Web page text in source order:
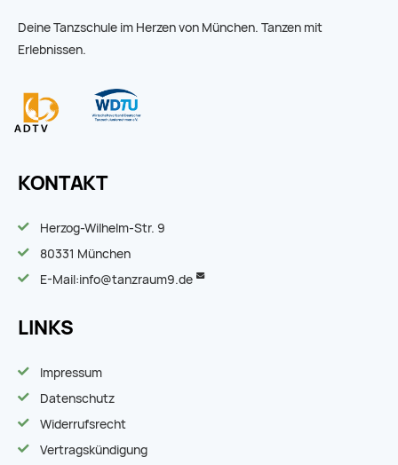
Deine Tanzschule im Herzen von München. Tanzen mit
Erlebnissen.
KONTAKT
Herzog-Wilhelm-Str. 9
80331 München
E-Mail:info@tanzraum9.de
LINKS
Impressum
Datenschutz
Widerrufsrecht
Vertragskündigung